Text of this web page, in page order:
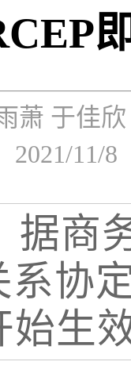
雨萧 于佳
2021/11/
据商
协
始生